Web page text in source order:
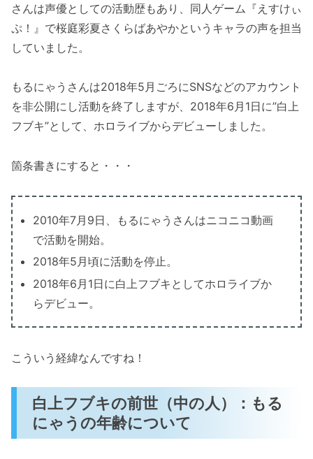
さんは声優としての活動歴もあり、同人ゲーム『えすけぃ
ぷ！』で桜庭彩夏さくらばあやかというキャラの声を担当
していました。
もるにゃうさんは2018年5月ごろにSNSなどのアカウント
を非公開にし活動を終了しますが、2018年6月1日に”白上
フブキ”として、ホロライブからデビューしました。
箇条書きにすると・・・
2010年7月9日、もるにゃうさんはニコニコ動画
で活動を開始。
2018年5月頃に活動を停止。
2018年6月1日に白上フブキとしてホロライブか
らデビュー。
こういう経緯なんですね！
白上フブキの前世（中の人）：もる
にゃうの年齢について